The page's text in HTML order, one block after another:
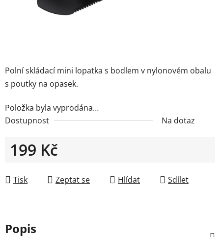
Polní skládací mini lopatka s bodlem v nylonovém obalu
s poutky na opasek.
Položka byla vyprodána…
Dostupnost
Na dotaz
199 Kč
Tisk
Zeptat se Hlídat Sdílet
Popis